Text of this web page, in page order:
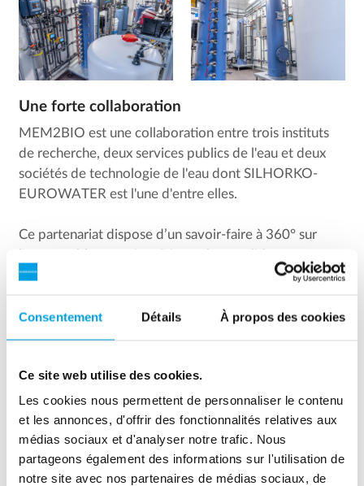
Consentement Détails À propos des cookies
Ce site web utilise des cookies.
Les cookies nous permettent de personnaliser le contenu
et les annonces, d'offrir des fonctionnalités relatives aux
médias sociaux et d'analyser notre trafic. Nous
partageons également des informations sur l'utilisation de
notre site avec nos partenaires de médias sociaux, de
Une forte collaboration
MEM2BIO est une collaboration entre trois instituts
de recherche, deux services publics de l'eau et deux
sociétés de technologie de l'eau dont SILHORKO-
EUROWATER est l'une d'entre elles.
Ce partenariat dispose d’un savoir-faire à 360° sur
développer une technologie verte pour garantir la